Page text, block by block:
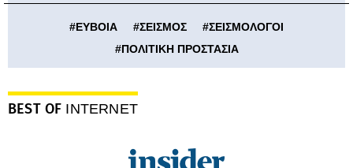
#ΕΥΒΟΙΑ #ΣΕΙΣΜΟΣ #ΣΕΙΣΜΟΛΟΓΟΙ
#ΠΟΛΙΤΙΚΗ ΠΡΟΣΤΑΣΙΑ
BEST OF INTERNET